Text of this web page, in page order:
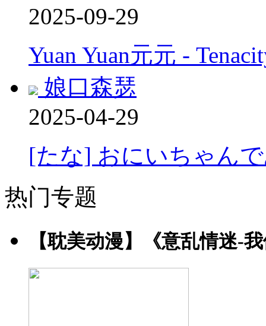
2025-09-29
Yuan Yuan元元 -
娘口森瑟
2025-04-29
[たな] おにいちゃん
热门专题
【耽美动漫】《意乱情迷-